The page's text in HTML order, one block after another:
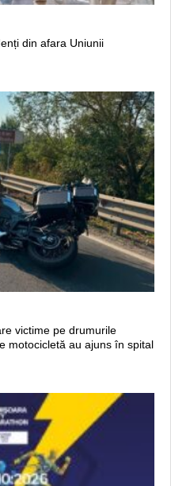
din afara Uniunii
victime pe drumurile
motocicletă au ajuns în spital